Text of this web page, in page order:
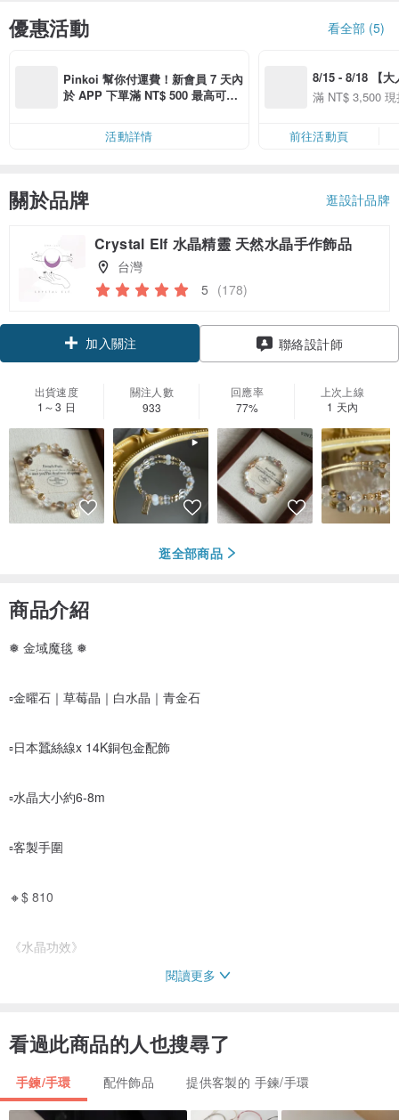
優惠活動 看全部 (5)
Pinkoi 幫你付運費！新會員 7 天內
於 APP 下單滿 NT$ 500 最高可折
活動詳情
8/15 - 8/18 【大
季】滿
50
滿 NT$ 3,500
前往活動頁
關於品牌 逛設計品牌
Crystal Elf 水晶精靈 天然水晶手作飾品
台灣
5 (178)
加入關注 聯絡設計師
出貨速度
1～3 日
關注人數
933
回應率
77%
上次上線
1 天內
逛全部商品
商品介紹
❅ 金域魔毯 ❅
▫️金曜石｜草莓晶｜白水晶｜青金石
▫️日本蠶絲線x 14K銅包金配飾
▫️水晶大小約6-8m
▫️客製手圍
🔸$ 810
《水晶功效》
- 增強人際關係。
- 圓融。
- 思緒清晰。
閱讀更多
看過此商品的人也搜尋了
手鍊/手環 配件飾品 提供客製的 手鍊/手環